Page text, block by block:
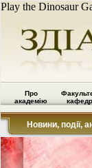
Play the Dinosaur
Про
академію
Новини, події,